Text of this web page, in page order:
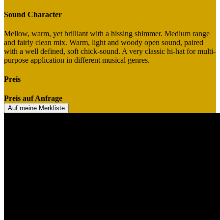
Sound Character
Mellow, warm, yet brilliant with a hissing shimmer. Medium range
and fairly clean mix. Warm, light and woody open sound, paired
with a well defined, soft chick-sound. A very classic hi-hat for multi-
purpose application in different musical genres.
Preis
Preis auf Anfrage
Auf meine Merkliste